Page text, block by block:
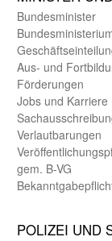
Bundes­minister
Aus- und
Förderungen
Jobs und Karriere
Verlautbarungen
gem. B-VG
POLIZEI UND